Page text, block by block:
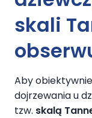
skali
Aby
dojrzewania u
tzw. skalą